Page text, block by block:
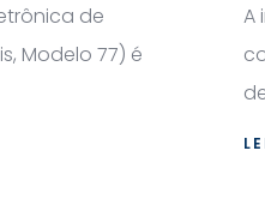
de
Modelo 77) é
A